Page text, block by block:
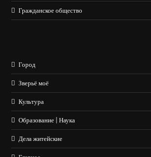
Гражданское общество
Город
Зверьё моё
Культура
Образование | Наука
Дела житейские